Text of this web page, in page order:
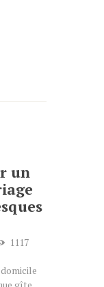
un
1117
domicile